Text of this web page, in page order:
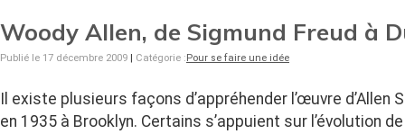
Woody Allen, de Sigmund Freud à
Publié le 17 décembre 2009 | Catégorie :Pour se faire une idée
Il existe plusieurs façons d’appréhender l’œuvre d’Allen
en 1935 à Brooklyn. Certains s’appuient sur l’évolution